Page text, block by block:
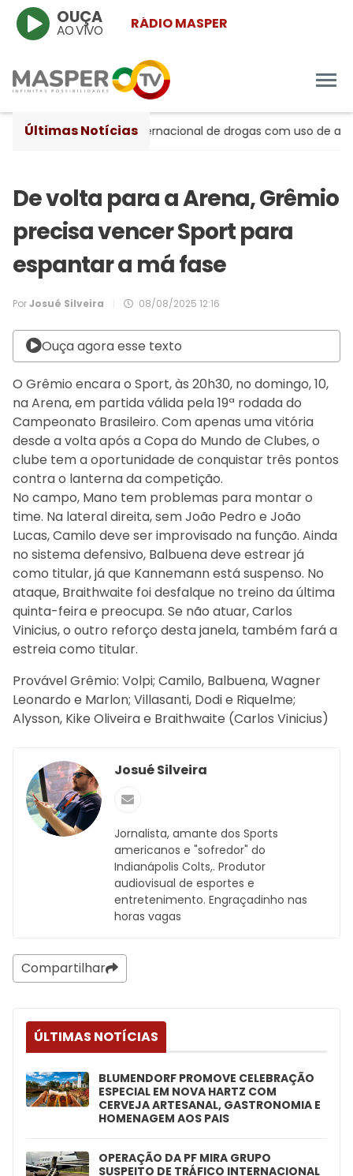
RÁDIO MASPER
OUÇA
AO VIVO
Últimas Notícias
de tráfico internacional de drogas com uso de
De volta para a Arena, Grêmio
precisa vencer Sport para
espantar a má fase
PorJosué Silveira 08/08/2025 12:16
Ouça agora esse texto
O Grêmio encara o Sport, às 20h30, no domingo, 10,
na Arena, em partida válida pela 19ª rodada do
Campeonato Brasileiro. Com apenas uma vitória
desde a volta após a Copa do Mundo de Clubes, o
clube tem a oportunidade de conquistar três pontos
contra o lanterna da competição.
No campo, Mano tem problemas para montar o
time. Na lateral direita, sem João Pedro e João
Lucas, Camilo deve ser improvisado na função. Ainda
no sistema defensivo, Balbuena deve estrear já
como titular, já que Kannemann está suspenso. No
ataque, Braithwaite foi desfalque no treino da última
quinta-feira e preocupa. Se não atuar, Carlos
Vinicius, o outro reforço desta janela, também fará a
estreia como titular.
Provável Grêmio: Volpi; Camilo, Balbuena, Wagner
Leonardo e Marlon; Villasanti, Dodi e Riquelme;
Alysson, Kike Oliveira e Braithwaite (Carlos Vinicius)
Josué Silveira
Jornalista, amante dos Sports
americanos e "sofredor" do
Indianápolis Colts,. Produtor
audiovisual de esportes e
entretenimento. Engraçadinho nas
horas vagas
Compartilhar
ÚLTIMAS NOTÍCIAS
BLUMENDORF PROMOVE CELEBRAÇÃO
ESPECIAL EM NOVA HARTZ COM
CERVEJA ARTESANAL, GASTRONOMIA E
HOMENAGEM AOS PAIS
OPERAÇÃO DA PF MIRA GRUPO
SUSPEITO DE TRÁFICO INTERNACIONAL